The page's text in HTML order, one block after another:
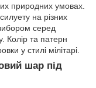
природних умовах.
на різних
серед
Колір та патерн
у стилі мілітарі.
шар під